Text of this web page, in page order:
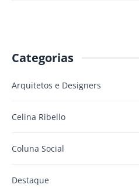
Categorias
Arquitetos e Designers
Celina Ribello
Coluna Social
Destaque